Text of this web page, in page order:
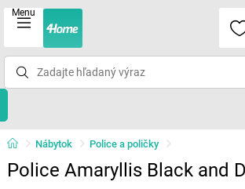
Menu
Nábytok Police a poličky
Police Amaryllis Black and